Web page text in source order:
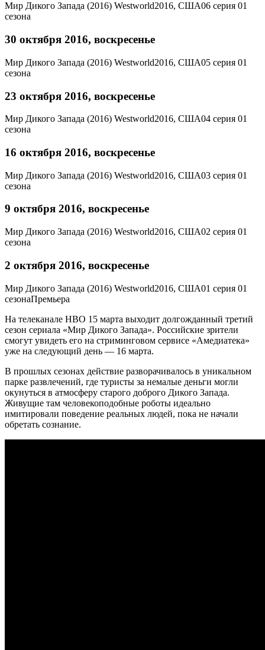
Мир Дикого Запада (2016) Westworld2016, США06 серия 01
сезона
30 октября 2016, воскресенье
Мир Дикого Запада (2016) Westworld2016, США05 серия 01
сезона
23 октября 2016, воскресенье
Мир Дикого Запада (2016) Westworld2016, США04 серия 01
сезона
16 октября 2016, воскресенье
Мир Дикого Запада (2016) Westworld2016, США03 серия 01
сезона
9 октября 2016, воскресенье
Мир Дикого Запада (2016) Westworld2016, США02 серия 01
сезона
2 октября 2016, воскресенье
Мир Дикого Запада (2016) Westworld2016, США01 серия 01
сезонаПремьера
На телеканале HBO 15 марта выходит долгожданный третий
сезон сериала «Мир Дикого Запада». Российские зрители
смогут увидеть его на стриминговом сервисе «Амедиатека»
уже на следующий день — 16 марта.
В прошлых сезонах действие разворачивалось в уникальном
парке развлечений, где туристы за немалые деньги могли
окунуться в атмосферу старого доброго Дикого Запада.
Живущие там человекоподобные роботы идеально
имитировали поведение реальных людей, пока не начали
обретать сознание.